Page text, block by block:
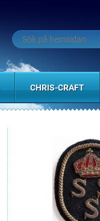
CHRIS-CRAFT